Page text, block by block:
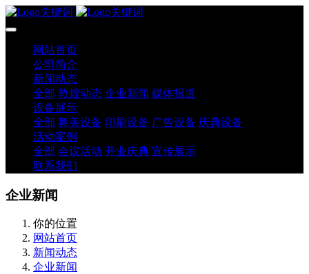
网站首页
公司简介
新闻动态
全部 敦煌动态 企业新闻 媒体报道
设备展示
全部 舞美设备 印刷设备 广告设备 庆典设备
活动案例
全部 会议活动 开业庆典 宣传展示
联系我们
企业新闻
你的位置
网站首页
新闻动态
企业新闻